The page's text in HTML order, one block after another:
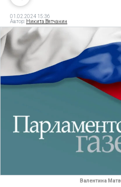
01.02.2024 15:36
Автор: Никита Вятчанин
Валентина